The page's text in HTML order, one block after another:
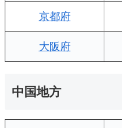
京都府
大阪府
中国地方